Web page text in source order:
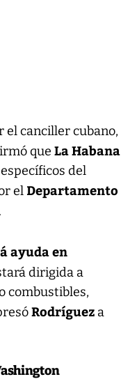
el canciller cubano,
que La Habana
del
el Departamento
ayuda en
dirigida a
combustibles,
Rodríguez a